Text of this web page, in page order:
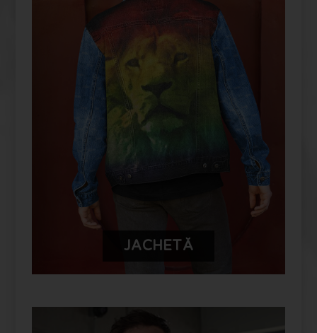
PERSONALIZEAZĂ-ȚI PRODUSUL
TĂU FUYOR
JACHETĂ